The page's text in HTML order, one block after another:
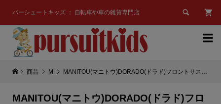
パーシュートキッズ ： 自転車や車の雑貨専門店 

商品 M MANITOU(マニトウ)DORADO(ドラド)フロントサスペンションフォークステッカーセット(ブルー/2005)
MANITOU(マニトウ)DORADO(ドラド)フロ